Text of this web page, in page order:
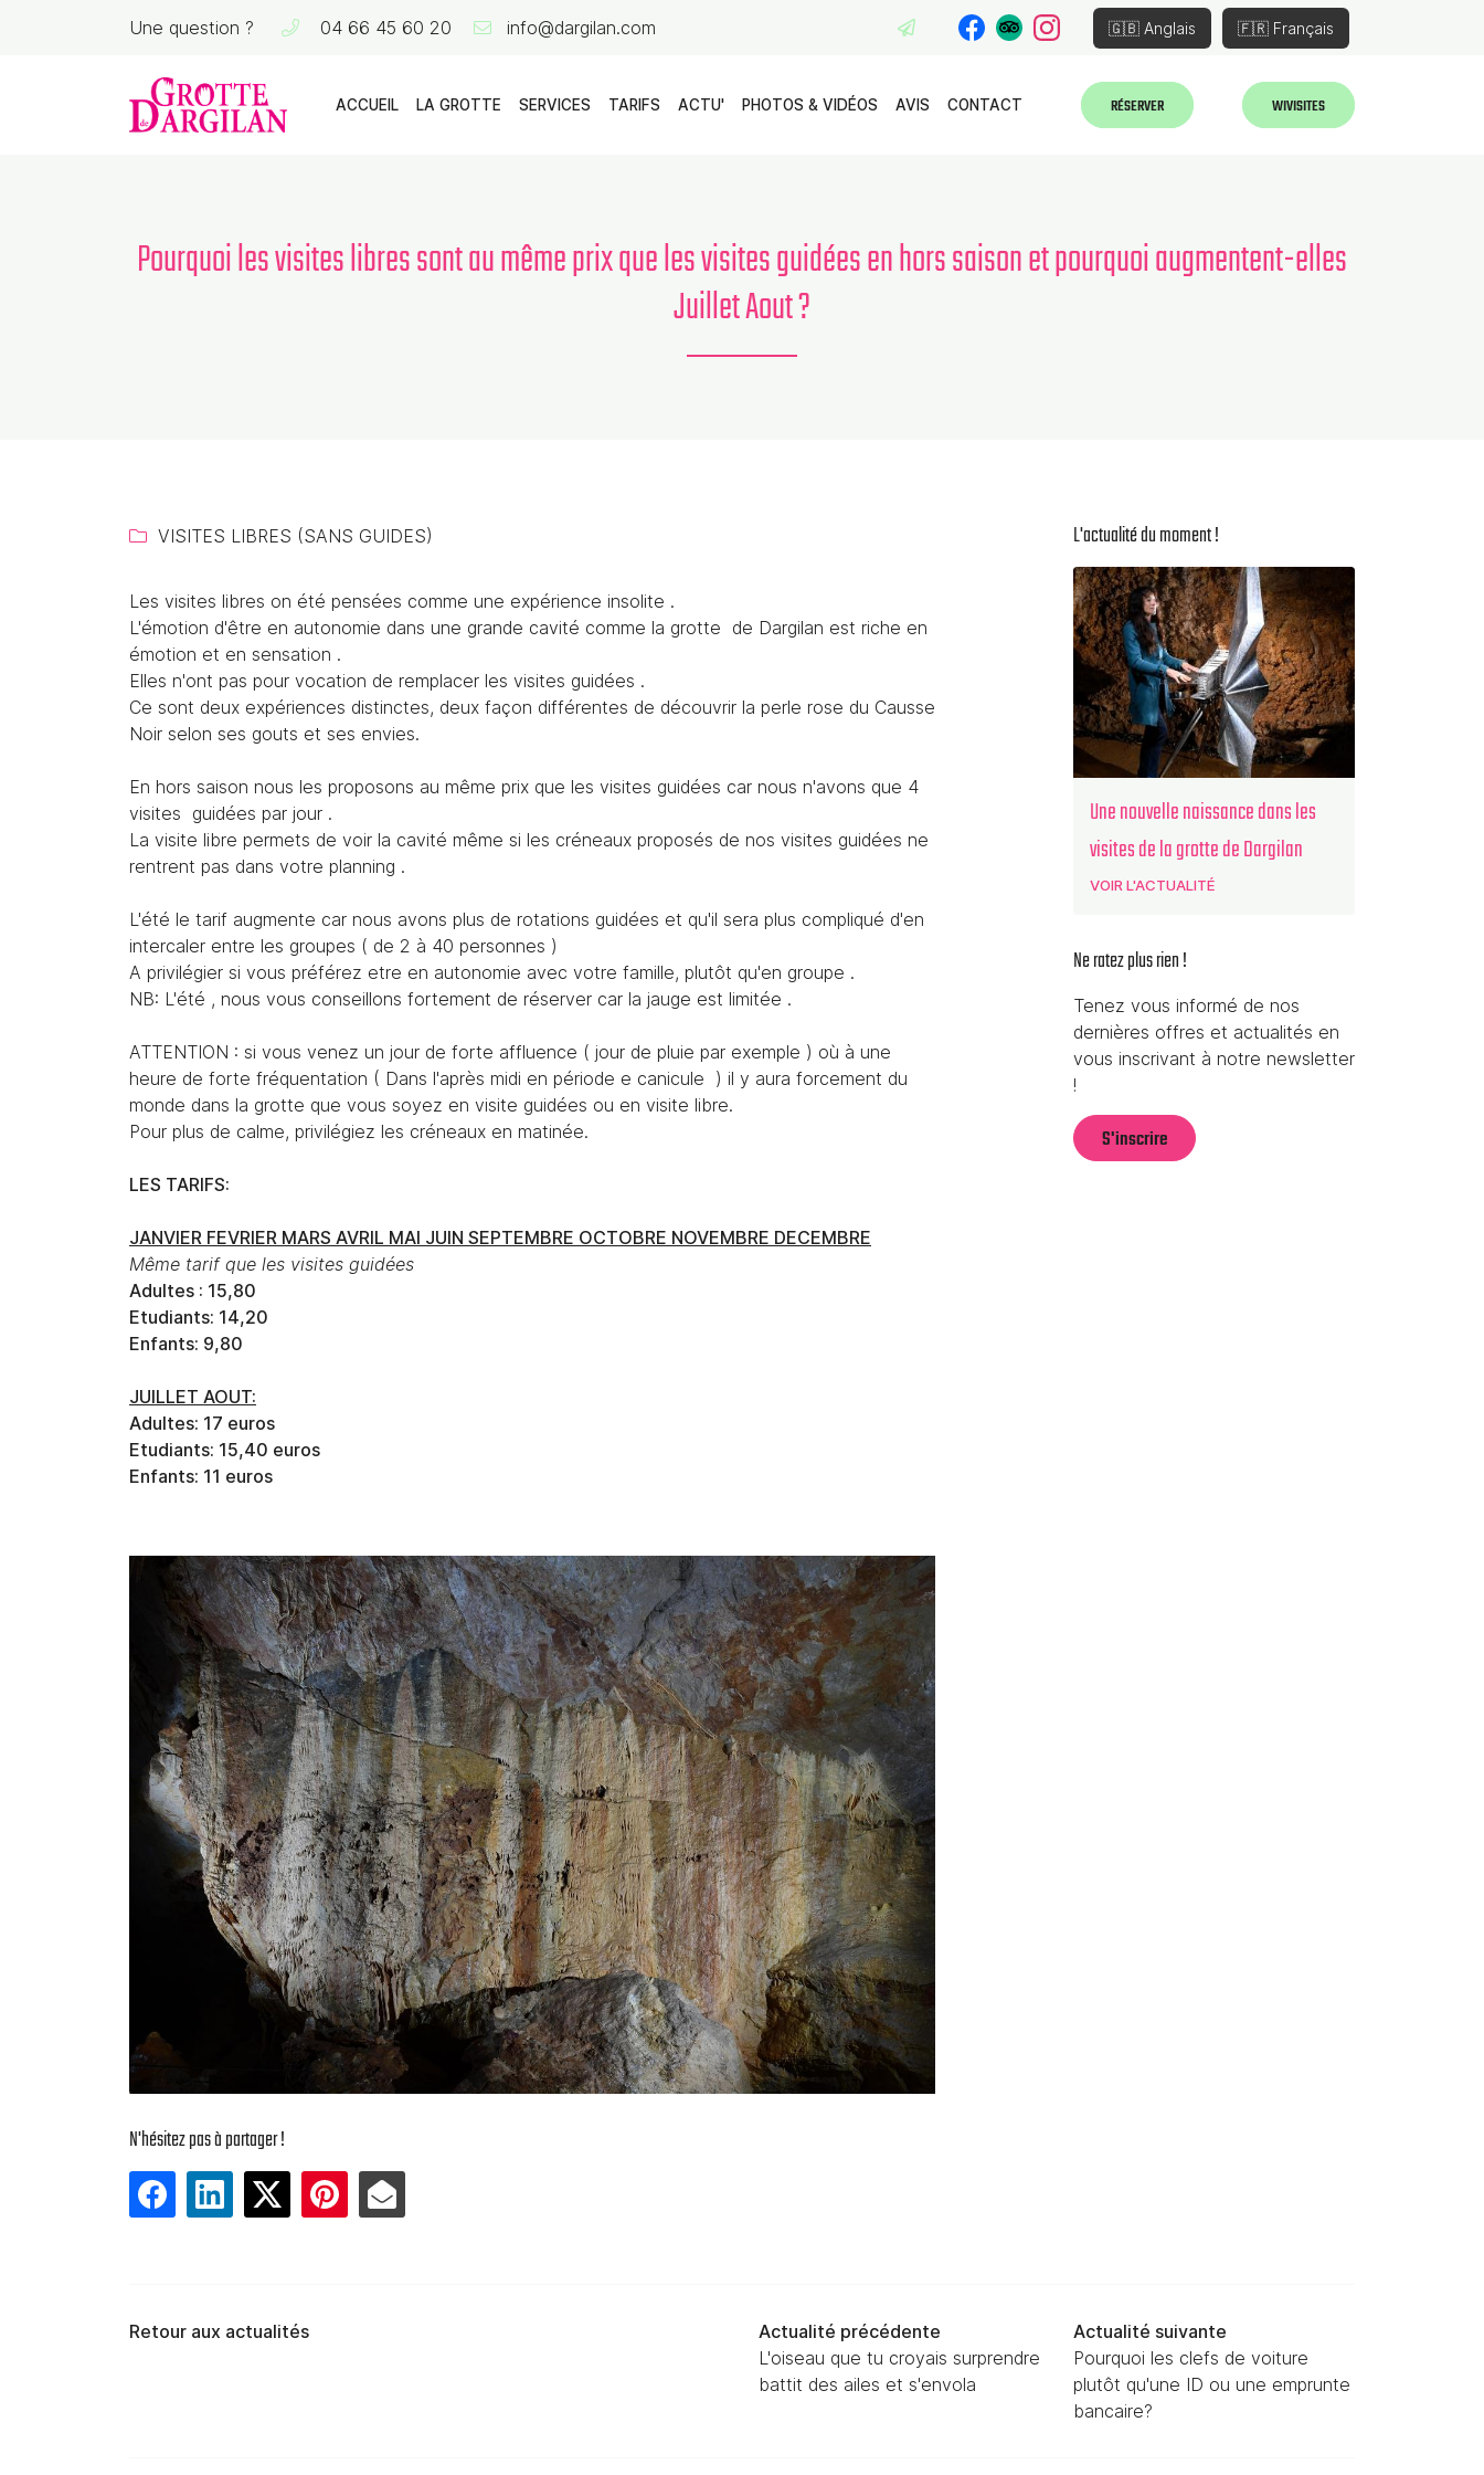
Une question ? 04 66 45 60 20 🇬🇧 Anglais 🇫🇷 Français
ACCUEIL LA GROTTE SERVICES TARIFS ACTU' PHOTOS & VIDÉOS AVIS CONTACT RÉSERVER WIVISITES
48150 MEYRUEIS
04 66 45 60 20
En cochant cette case, vous consentez à recevoir nos propositions
commerciales à l'adresse email indiqué ci-dessus. Vous pouvez vous désinscrire
à tout moment en utilisant
le formulaire de désinscription
Inscription
Pourquoi les visites libres sont au même prix que les visites guidées en hors saison et pourquoi augmentent-elles
Juillet Aout ?
 VISITES LIBRES (SANS GUIDES)
Les visites libres on été pensées comme une expérience insolite .
L'émotion d'être en autonomie dans une grande cavité comme la grotte de Dargilan est riche en
émotion et en sensation .
Elles n'ont pas pour vocation de remplacer les visites guidées .
Ce sont deux expériences distinctes, deux façon différentes de découvrir la perle rose du Causse
Noir selon ses gouts et ses envies.
En hors saison nous les proposons au même prix que les visites guidées car nous n'avons que 4
visites guidées par jour .
La visite libre permets de voir la cavité même si les créneaux proposés de nos visites guidées ne
rentrent pas dans votre planning .
L'été le tarif augmente car nous avons plus de rotations guidées et qu'il sera plus compliqué d'en
intercaler entre les groupes ( de 2 à 40 personnes )
A privilégier si vous préférez etre en autonomie avec votre famille, plutôt qu'en groupe .
NB: L'été , nous vous conseillons fortement de réserver car la jauge est limitée .
ATTENTION : si vous venez un jour de forte affluence ( jour de pluie par exemple ) où à une
heure de forte fréquentation ( Dans l'après midi en période e canicule ) il y aura forcement du
monde dans la grotte que vous soyez en visite guidées ou en visite libre.
Pour plus de calme, privilégiez les créneaux en matinée.
LES TARIFS:
JANVIER FEVRIER MARS AVRIL MAI JUIN SEPTEMBRE OCTOBRE NOVEMBRE DECEMBRE
Même tarif que les visites guidées
Adultes : 15,80
Etudiants: 14,20
Enfants: 9,80
JUILLET AOUT:
Adultes: 17 euros
Etudiants: 15,40 euros
Enfants: 11 euros
N'hésitez pas à partager !
L'actualité du moment !
Une nouvelle naissance dans les
visites de la grotte de Dargilan
VOIR L'ACTUALITÉ
Ne ratez plus rien !
Tenez vous informé de nos
dernières offres et actualités en
vous inscrivant à notre newsletter
!
S'inscrire
Retour aux actualités
Actualité précédente
L'oiseau que tu croyais surprendre
battit des ailes et s'envola
Actualité suivante
Pourquoi les clefs de voiture
plutôt qu'une ID ou une emprunte
bancaire?